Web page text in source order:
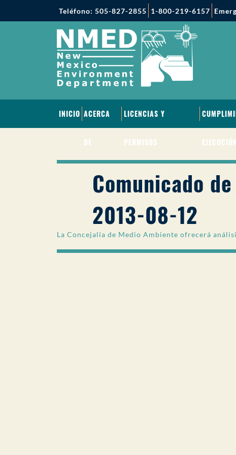
Teléfono: 505-827-2855 1-800-219-6157
INICIO ACERCA
DE
LICENCIAS Y
PERMISOS EJECUCIÓN
Comunicado
2013-08-12
La Concejalía de Medio Ambiente ofrecerá